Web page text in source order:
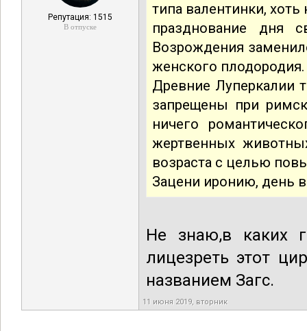
Репутация: 1515
В отпуске
типа валентинки,
празднование дня
Возрождения
женского плодородия.
Древние Луперкалии
запрещены при
ничего
жертвенных
возраста с целью
Зацени иронию, день
Не знаю,в каких
лицезреть этот
названием Загс.
11 июня 2019, вторник